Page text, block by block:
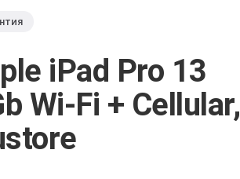
iPad Pro 13
Wi-Fi + Cellular,